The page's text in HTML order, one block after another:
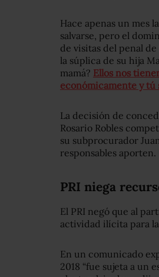
Hace apenas un mes
salvarse, pero el
de visitas del penal
la súplica de su hija
mamá? Ellos nos
económicamente y tú
La decisión de
Rosario Robles
su subprocurador
responsables aporten.
PRI niega
El PRI negó que al
actividad ilícita para
En un comunicado
2018 “fue sujeta a un